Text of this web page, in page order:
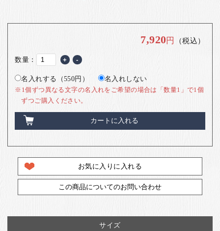
7,920円 （税込）
数量： + -
名入れする（550円） 名入れしない
※1個ずつ異なる文字の名入れをご希望の場合は「数量1」で1個
ずつご購入ください。
カートに入れる
お気に入りに入れる
この商品についてのお問い合わせ
サイズ